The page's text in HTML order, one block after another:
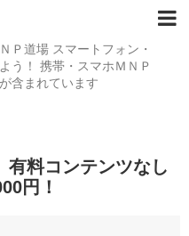
Ｐ道場 スマートフォン・
う！ 携帯・スマホＭＮＰ
含まれています
有料コンテンツなし
円！